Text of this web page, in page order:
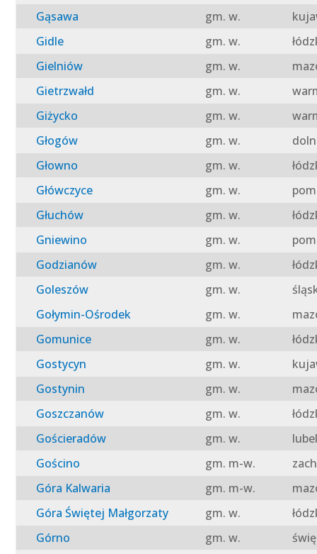
Gąsawa
gm. w.
Gidle
gm. w.
Gielniów
gm. w.
Gietrzwałd
gm. w.
Giżycko
gm. w.
Głogów
gm. w.
Głowno
gm. w.
Główczyce
gm. w.
Głuchów
gm. w.
Gniewino
gm. w.
Godzianów
gm. w.
Goleszów
gm. w.
Gołymin-Ośrodek
gm. w.
Gomunice
gm. w.
Gostycyn
gm. w.
Gostynin
gm. w.
Goszczanów
gm. w.
Gościeradów
gm. w.
Gościno
gm. m-w.
Góra Kalwaria
gm. m-w.
Góra Świętej Małgorzaty
gm. w.
Górno
gm. w.